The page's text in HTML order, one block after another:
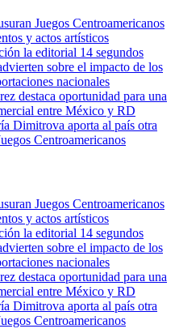
Juegos Centroamericanos
y actos artísticos
la editorial 14 segundos
sobre el impacto de los
nacionales
destaca oportunidad para una
entre México y RD
Dimitrova aporta al país otra
Centroamericanos
Juegos Centroamericanos
y actos artísticos
la editorial 14 segundos
sobre el impacto de los
nacionales
destaca oportunidad para una
entre México y RD
Dimitrova aporta al país otra
Centroamericanos